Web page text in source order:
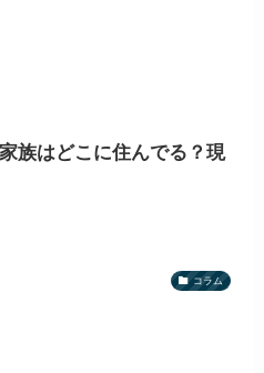
族はどこに住んでる？現
コラム